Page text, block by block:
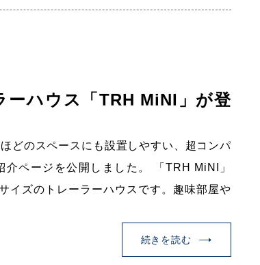
ーハウス「TRH MiNI」が登
どのスペースにも設置しやすい、超コンパ
ページを公開しました。 「TRH MiNI」
イズのトレーラーハウスです。趣味部屋や
続きを読む